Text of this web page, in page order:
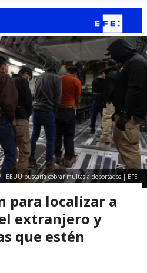
EEUU buscaría cobrar multas a deportados | EFE
para localizar a
extranjero y
que estén